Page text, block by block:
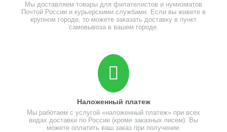
Мы доставляем товары для филателистов и нумизматов
Почтой России и курьерскими службами. Если вы живете в
крупном городе, то можете заказать доставку в пункт
самовывоза в вашем городе.
Наложенный платеж
Мы работаем с услугой «наложенный платеж» при всех
видах доставки по России (кроме заказных писем). Вы
можете оплатить ваш заказ при получении.